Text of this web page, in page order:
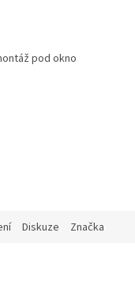
pod okno
Diskuze Značka